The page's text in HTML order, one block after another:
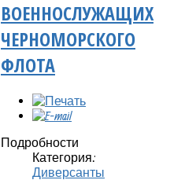
ВОЕННОСЛУЖАЩИХ
ЧЕРНОМОРСКОГО
ФЛОТА
Подробности
Категория:
Диверсанты